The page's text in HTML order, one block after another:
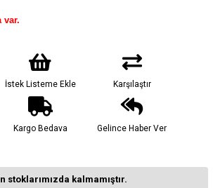
var.
İstek Listeme Ekle Karşılaştır
Kargo Bedava Gelince Haber Ver
stoklarımızda kalmamıştır.